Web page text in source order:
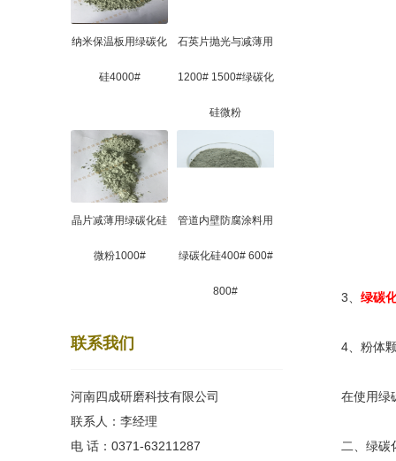
纳米保温板用绿碳化
硅4000#
石英片抛光与减薄用
1200# 1500#绿碳化
硅微粉
晶片减薄用绿碳化硅
微粉1000#
管道内壁防腐涂料用
绿碳化硅400# 600#
800#
联系我们
河南四成研磨科技有限公司
联系人：李经理
电 话：0371-63211287
3、 绿碳
4、粉体颗
在使用绿
二、绿碳